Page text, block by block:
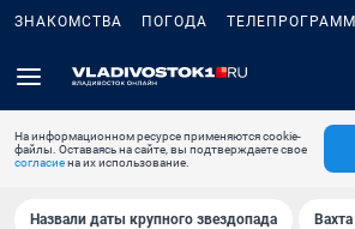
ЗНАКОМСТВА ПОГОДА
На информационном ресурсе применяются cookie-
файлы. Оставаясь на сайте, вы подтверждаете свое
согласиена их использование.
Назвали даты крупного звездопада